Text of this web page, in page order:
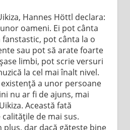
Hannes Höttl declara:
oameni. Ei pot cânta
pot cânta la o
sau pot să arate foarte
limbi, pot scrie versuri
la cel mai înalt nivel.
a unor persoane
nu ar fi de ajuns, mai
Această fată
de mai sus.
plus, dar dacă găteşte bine